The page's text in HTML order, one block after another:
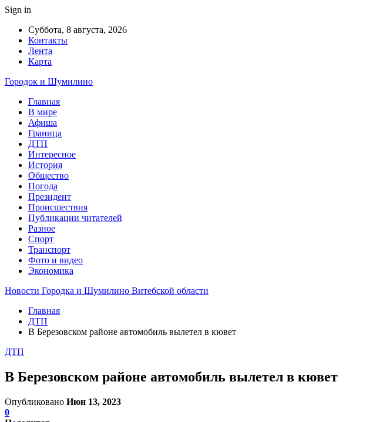
Sign in
Суббота, 8 августа, 2026
Контакты
Лента
Карта
Городок и Шумилино
Главная
В мире
Афиша
Граница
ДТП
Интересное
История
Общество
Погода
Президент
Происшествия
Публикации читателей
Разное
Спорт
Транспорт
Фото и видео
Экономика
Новости Городка и Шумилино Витебской области
Главная
ДТП
В Березовском районе автомобиль вылетел в кювет
ДТП
В Березовском районе автомобиль вылетел в кювет
Опубликовано Июн 13, 2023
0